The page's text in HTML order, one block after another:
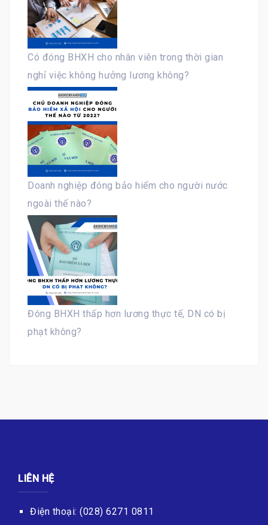
Có đóng BHXH cho nhân viên trong thời gian
nghỉ việc không hưởng lương không?
Doanh nghiệp đóng bảo hiểm cho người nước
ngoài thế nào?
Đóng BHXH thấp hơn lương thực tế, DN có bị
phạt không?
LIÊN HỆ
Điện thoại: (028) 6271 0811